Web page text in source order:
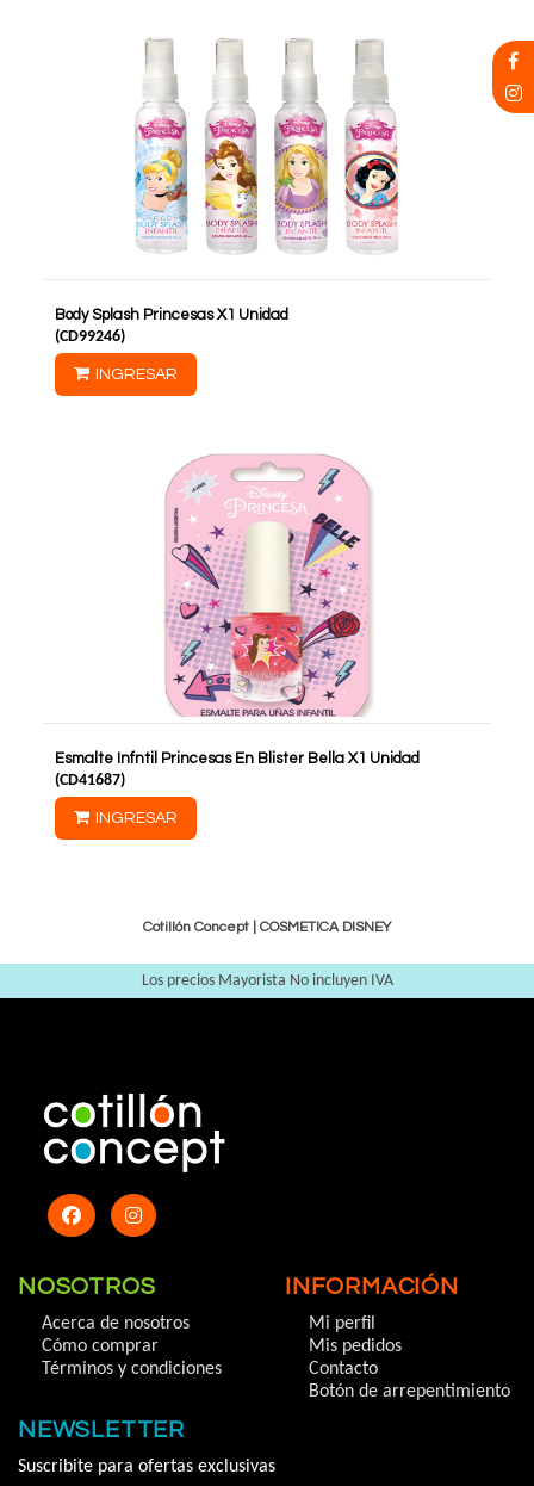
Body Splash Princesas X1 Unidad
(CD99246)
INGRESAR
Esmalte Infntil Princesas En Blister Bella X1 Unidad
(CD41687)
INGRESAR
Cotillón Concept | COSMETICA DISNEY
Los precios Mayorista No incluyen IVA
NOSOTROS
Acerca de nosotros
Cómo comprar
Términos y condiciones
INFORMACIÓN
Mi perfil
Mis pedidos
Contacto
Botón de arrepentimiento
NEWSLETTER
Suscribite para ofertas exclusivas